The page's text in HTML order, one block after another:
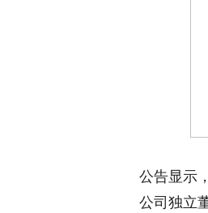
公告显示
公司独立